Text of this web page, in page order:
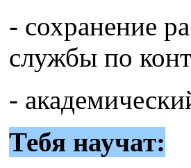
- сохранение
службы по
-
Тебя научат: